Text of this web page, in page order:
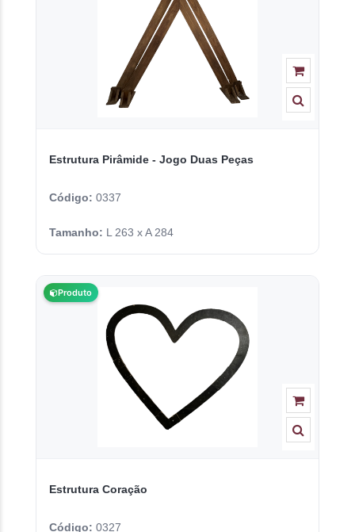
Estrutura Pirâmide - Jogo Duas Peças
Código: 0337
Tamanho: L 263 x A 284
Produto
Estrutura Coração
Código: 0327